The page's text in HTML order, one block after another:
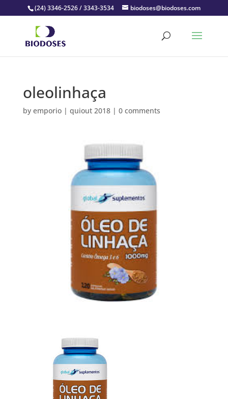
(24) 3346-2526 / 3343-3534 biodoses@biodoses.com
oleolinhaça
by emporio| quiout 2018| 0 comments